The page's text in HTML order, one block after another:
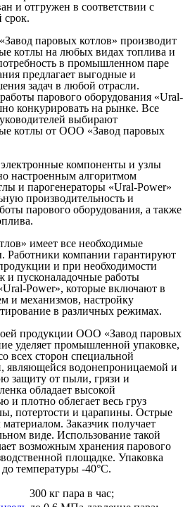
и отгружен в соответствии с
срок.
паровых котлов» производит
котлы на любых видах топлива и
в промышленном паре
предлагает выгодные и
задач в любой отрасли.
парового оборудования «Ural-
конкурировать на рынке. Все
выбирают
котлы от ООО «Завод паровых
компоненты и узлы
настроенным алгоритмом
и парогенераторы «Ural-Power»
производительность и
парового оборудования, а также
имеет все необходимые
Работники компании гарантируют
и при необходимости
и пусконаладочные работы
Power», которые включают в
и механизмов, настройку
в различных режимах.
продукции ООО «Завод паровых
уделяет промышленной упаковке,
всех сторон специальной
являющейся водонепроницаемой и
защиту от пыли, грязи и
обладает высокой
и плотно облегает весь груз
потертости и царапины. Острые
Заказчик получает
виде. Использование такой
возможным хранения парового
площадке. Упаковка
до температуры -40°С.
300 кг пара в час;